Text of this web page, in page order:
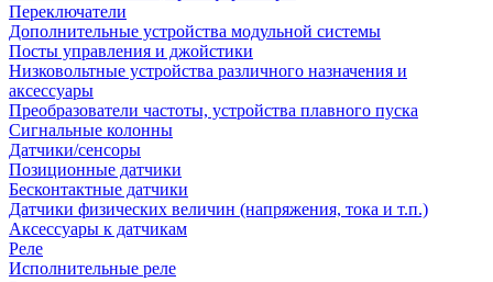
Переключатели
Дополнительные устройства модульной системы
Посты управления и джойстики
Низковольтные устройства различного назначения и
аксессуары
Преобразователи частоты, устройства плавного пуска
Сигнальные колонны
Датчики/сенсоры
Позиционные датчики
Бесконтактные датчики
Датчики физических величин (напряжения, тока и т.п.)
Аксессуары к датчикам
Реле
Исполнительные реле